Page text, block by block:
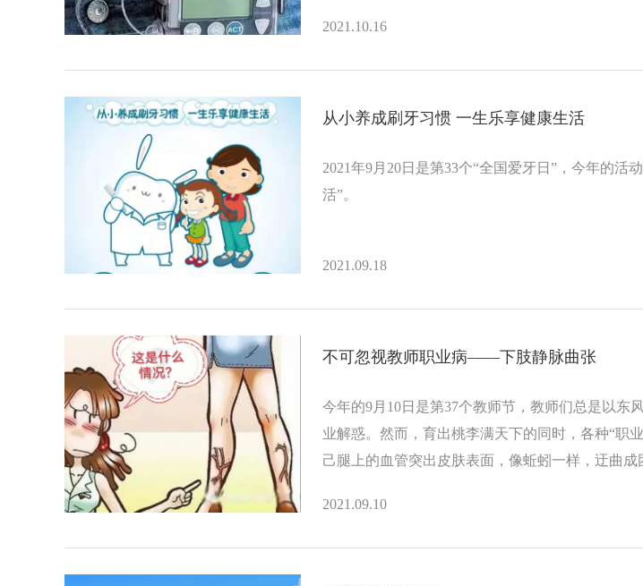
2021.10.16
从小养成刷牙习惯 一生乐享健康生活
2021年9月20日是第33个“全国爱牙日”，今年的活
活”。
2021.09.18
不可忽视教师职业病——下肢静脉曲张
今年的9月10日是第37个教师节，教师们总是以东
业解惑。然而，育出桃李满天下的同时，各种“职
己腿上的血管突出皮肤表面，像蚯蚓一样，迂曲
2021.09.10